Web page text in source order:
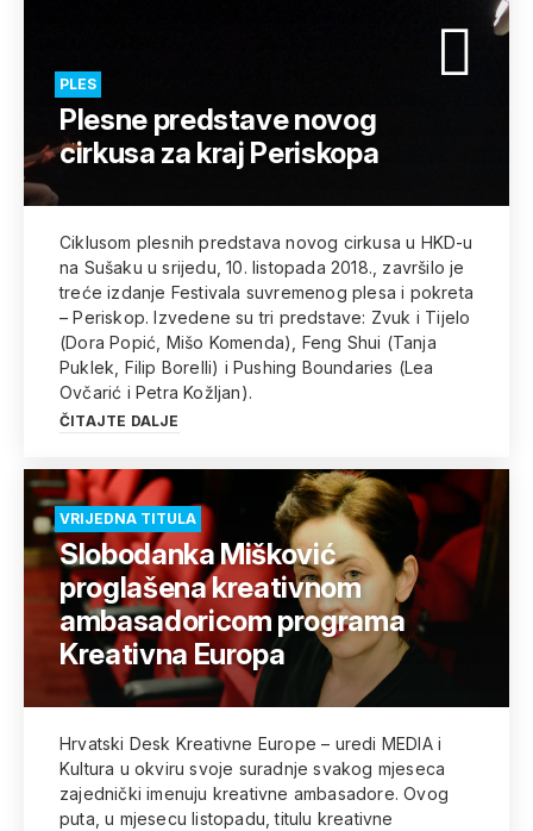
PLES
Plesne predstave novog
cirkusa za kraj Periskopa
Ciklusom plesnih predstava novog cirkusa u HKD-u
na Sušaku u srijedu, 10. listopada 2018., završilo je
treće izdanje Festivala suvremenog plesa i pokreta
– Periskop. Izvedene su tri predstave: Zvuk i Tijelo
(Dora Popić, Mišo Komenda), Feng Shui (Tanja
Puklek, Filip Borelli) i Pushing Boundaries (Lea
Ovčarić i Petra Kožljan).
ČITAJTE DALJE
VRIJEDNA TITULA
Slobodanka Mišković
proglašena kreativnom
ambasadoricom programa
Kreativna Europa
Hrvatski Desk Kreativne Europe – uredi MEDIA i
Kultura u okviru svoje suradnje svakog mjeseca
zajednički imenuju kreativne ambasadore. Ovog
puta, u mjesecu listopadu, titulu kreativne